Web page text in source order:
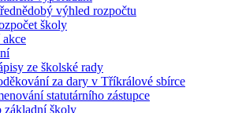
výhled rozpočtu
školy
ze školské rady
za dary v Tříkrálové sbírce
statutárního zástupce
základní školy